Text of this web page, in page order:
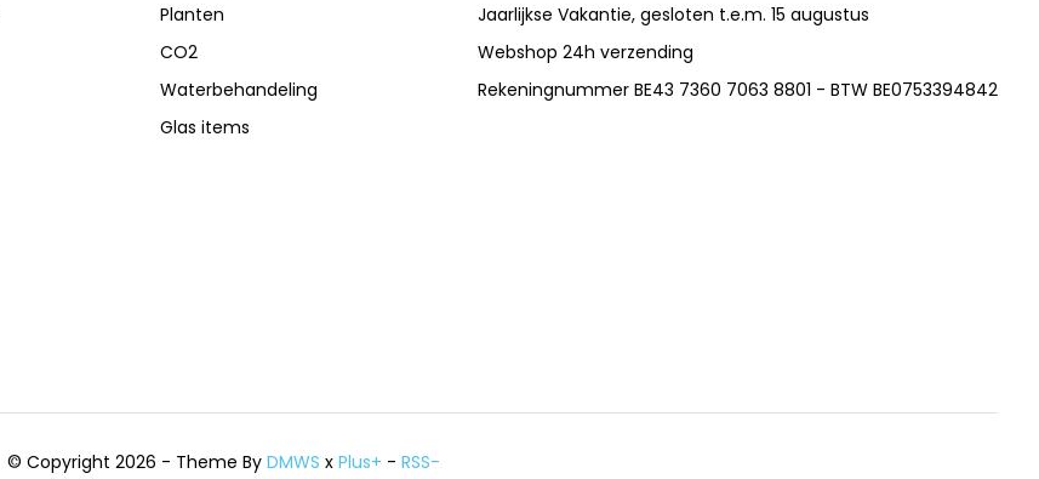
Planten
CO2
Waterbehandeling
Glas items
Jaarlijkse Vakantie, gesloten t.e.m. 15 augustus
Webshop 24h verzending
Rekeningnummer BE43 7360 7063 8801 - BTW BE0753394842
© Copyright 2026 - Theme ByDMWS xPlus+ -RSS-